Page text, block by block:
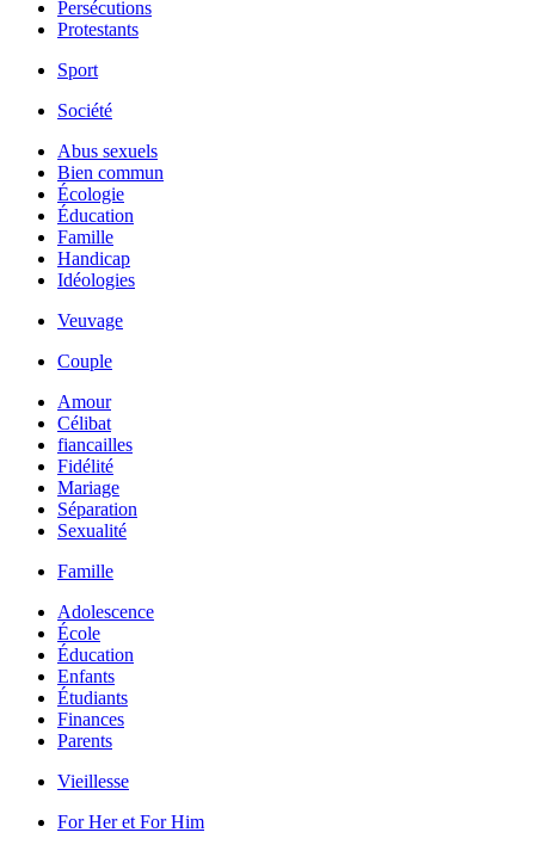
Persécutions
Protestants
Sport
Société
Abus sexuels
Bien commun
Écologie
Éducation
Famille
Handicap
Idéologies
Veuvage
Couple
Amour
Célibat
fiancailles
Fidélité
Mariage
Séparation
Sexualité
Famille
Adolescence
École
Éducation
Enfants
Étudiants
Finances
Parents
Vieillesse
For Her et For Him